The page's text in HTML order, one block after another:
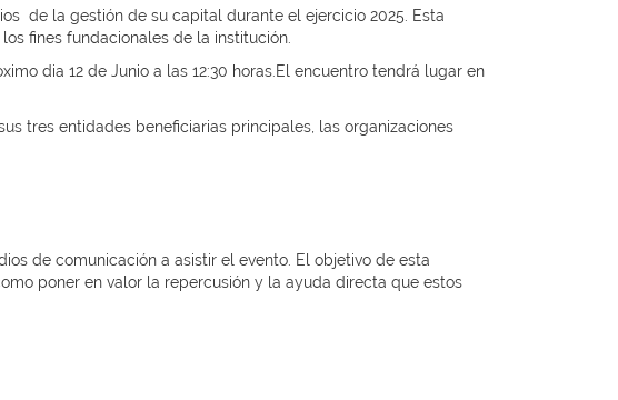
de la gestión de su capital durante el ejercicio 2025. Esta
fines fundacionales de la institución.
dia 12 de Junio a las 12:30 horas.El encuentro tendrá lugar en
tres entidades beneficiarias principales, las organizaciones
de comunicación a asistir el evento. El objetivo de esta
poner en valor la repercusión y la ayuda directa que estos